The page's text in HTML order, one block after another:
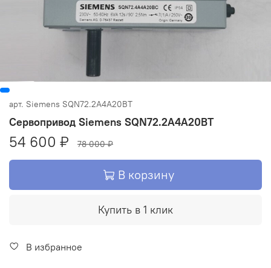
арт. Siemens SQN72.2A4A20BT
Сервопривод Siemens SQN72.2A4A20BT
54 600 ₽ 78 000 ₽
В корзину
Купить в 1 клик
В избранное